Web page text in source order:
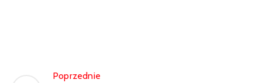
Poprzednie